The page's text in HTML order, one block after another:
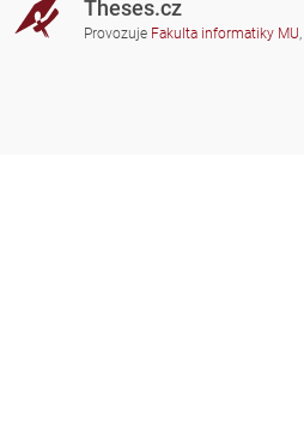
Theses.cz
Provozuje Fakulta informatiky MU,